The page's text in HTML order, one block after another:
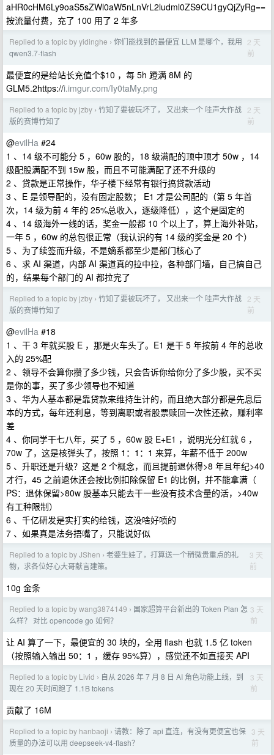
aHR0cHM6Ly9oaS5sZWl0aW5nLnVrL2ludml0ZS9CU1gyQjZyRg==
按流量付费，充了 100 用了 2 年多
Replied to a topic by yidinghe › 你们能找到的最便宜 LLM 是哪个，我用
qwen3.7-flash
2 天
前
最便宜的是给站长充值个$10 ，每 5h 蹬满 8M 的
GLM5.2https://i.imgur.com/Iy0taMy.png
Replied to a topic by jzby › 竹知了要被玩坏了， 又出来一个 哇声大作战
版的赛博竹知了
2 天
前
@evilHa #24
1 、14 级不可能分 5 ，60w 股的，18 级满配的顶中顶才 50w ，14
级配股满配不到 15w 股，而且不可能满配了还不升级的
2 、贷款是正常操作，华子楼下经常有银行搞贷款活动
3 、E 是领导配的，没有固定股数； E1 才是公司配的（第 5 年首
次，14 级为前 4 年的 25%总收入，逐级降低），这个是固定的
4 、14 级海外一线的话，奖金一般都 10 个以上了，算上海外补贴，
一年 5 ，60w 的总包很正常（我认识的有 14 级的奖金是 20 个）
5 、为了续签而升级，不是嫡系都至少是部门核心了
6 、求 AI 渠道，内部 AI 渠道真的拉中拉，各种部门墙，自己搞自己
的，结果每个部门的 AI 都拉完了
Replied to a topic by jzby › 竹知了要被玩坏了， 又出来一个 哇声大作战
版的赛博竹知了
2 天
前
@evilHa #18
1 、干 3 年就买股 E ，那是火车头了。E1 是干 5 年按前 4 年的总收
入的 25%配
2 、领导不会算你攒了多少钱，只会告诉你给你分了多少股，买不买
是你的事，买了多少领导也不知道
3 、华为人基本都是靠贷款来维持生计的，而且绝大部分都是先息后
本的方式，每年还利息，等到离职或者股票赎回一次性还款，赚利率
差
4 、你同学干七八年，买了 5 ，60w 股 E+E1 ，说明光分红就 6 ，
70w 了，这是核弹头了，按照 1：1：1 来算，年薪不低于 200w
5 、升职还是升级？这是 2 个概念，而且提前退休得>8 年且年纪>40
才行，45 之前退休还会按比例扣除保留 E1 的比例，并不能拿满（
PS：退休保留>80w 股基本只能去干一些没有技术含量的活，>40w
有工种限制）
6 、千亿研发是实打实的给钱，这没啥好喷的
7 、如果真是法务捂嘴了，只能说好似
Replied to a topic by JShen › 老婆生娃了，打算送一个稍微贵重点的礼
物，求各位好心大哥献言建策。
3 天
前
10g 金条
Replied to a topic by wang3874149 › 国家超算平台新出的 Token Plan 怎
么样？ 对比 opencode go 如何？
3 天
前
让 AI 算了一下，最便宜的 30 块的，全用 flash 也就 1.5 亿 token
（按照输入输出 50：1 ，缓存 95%算），感觉还不如直接买 API
Replied to a topic by Livid › 自从 2026 年 7 月 8 日 AI 角色功能上线，到
现在 20 天时间跑了 1.1B tokens
3 天
前
贡献了 16M
Replied to a topic by hanbaoji › 请教：除了 api 直连，有没有更便宜也保
质量的办法可以用 deepseek-v4-flash？
3 天
前